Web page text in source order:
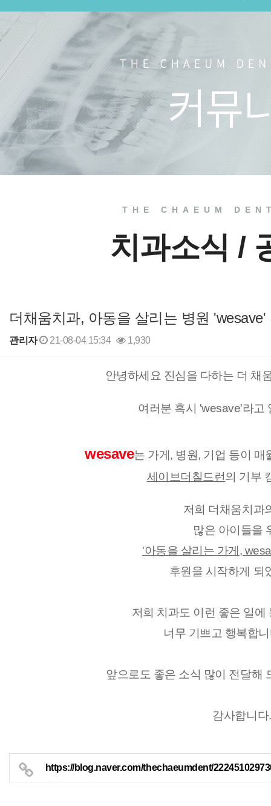
치료 전
THE CHAEUM
치과소식 /
더채움치과, 아동을 살리는 병원 'wesave'
관리자 21-08-04 15:34 1,930
안녕하세요 진심을 다하는 더
여러분 혹시 'wesave'라고
wesave는 가게, 병원, 기업 등이
세이브더칠드런의 기부
저희 더채움치과
많은 아이들을
'아동을 살리는 가게,
후원을 시작하게 되
저희 치과도 이런 좋은 일
너무 기쁘고 행복합
앞으로도 좋은 소식 많이 전달해
감사합니다.
https://blog.naver.com/thechaeumdent/